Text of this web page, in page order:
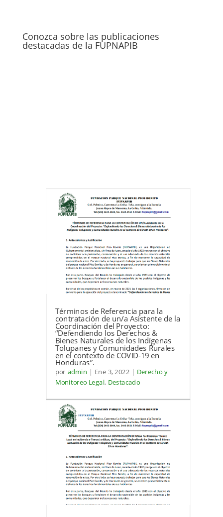
Conozca sobre las publicaciones
destacadas de la FUPNAPIB
Términos de Referencia para la
contratación de un/a Asistente de la
Coordinación del Proyecto:
“Defendiendo los Derechos &
Bienes Naturales de los Indígenas
Tolupanes y Comunidades Rurales
en el contexto de COVID-19 en
Honduras”.
por admin | Ene 3, 2022| Derecho y
Monitoreo Legal, Destacado